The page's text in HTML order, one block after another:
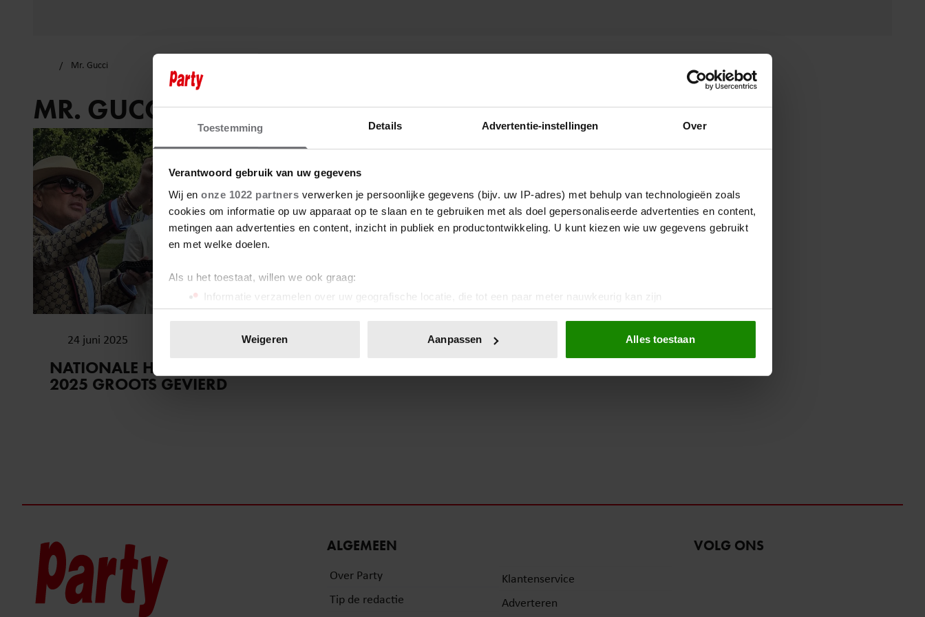
Toestemming Details Advertentie-instellingen Over
Verantwoord gebruik van uw gegevens
Wij en onze 1022 partners verwerken je persoonlijke gegevens (bijv. uw IP-adres) met behulp van technologieën zoals
cookies om informatie op uw apparaat op te slaan en te gebruiken met als doel gepersonaliseerde advertenties en content,
metingen aan advertenties en content, inzicht in publiek en productontwikkeling. U kunt kiezen wie uw gegevens gebruikt
en met welke doelen.
Als u het toestaat, willen we ook graag:
Informatie verzamelen over uw geografische locatie, die tot een paar meter nauwkeurig kan zijn
Uw apparaat identificeren door het actief te scannen op specifieke eigenschappen (fingerprinting)
toestemming op elk moment wijzigen of intrekken in de Cookieverklaring.
We gebruiken cookies om content en advertenties te personaliseren, om functies voor social media te bieden en om ons
Weigeren Aanpassen Alles toestaan
Mr. Gucci
MR. GUCCI
24 juni 2025
NATIONALE HARINGPARTIJ
2025 GROOTS GEVIERD
ALGEMEEN
Over Party
Tip de redactie
Klantenservice
Adverteren
VOLG ONS